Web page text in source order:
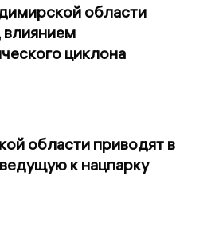
области
влиянием
циклона
области приводят в
к нацпарку